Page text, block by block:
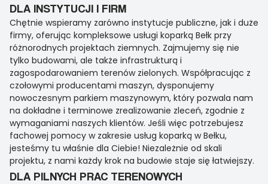
DLA INSTYTUCJI I FIRM
Chętnie wspieramy zarówno instytucje publiczne, jak i duże
firmy, oferując kompleksowe usługi koparką Bełk przy
różnorodnych projektach ziemnych. Zajmujemy się nie
tylko budowami, ale także infrastrukturą i
zagospodarowaniem terenów zielonych. Współpracując z
czołowymi producentami maszyn, dysponujemy
nowoczesnym parkiem maszynowym, który pozwala nam
na dokładne i terminowe zrealizowanie zleceń, zgodnie z
wymaganiami naszych klientów. Jeśli więc potrzebujesz
fachowej pomocy w zakresie usług koparką w Bełku,
jesteśmy tu właśnie dla Ciebie! Niezależnie od skali
projektu, z nami każdy krok na budowie staje się łatwiejszy.
DLA PILNYCH PRAC TERENOWYCH